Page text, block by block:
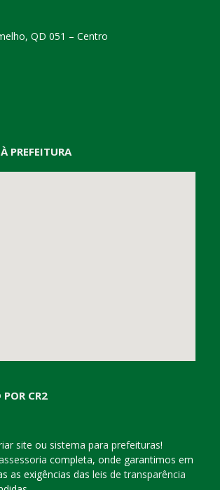
QD 051 – Centro
PREFEITURA
CR2
site ou sistema para prefeituras!
completa, onde garantimos em
as exigências das leis de transparência